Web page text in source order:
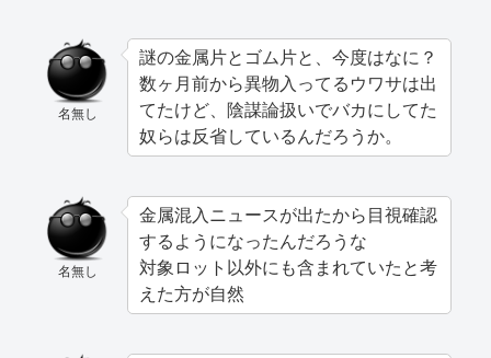
名無し
謎の金属片とゴム片と、今度はなに？
数ヶ月前から異物入ってるウワサは出
てたけど、陰謀論扱いでバカにしてた
奴らは反省しているんだろうか。
名無し
金属混入ニュースが出たから目視確認
するようになったんだろうな
対象ロット以外にも含まれていたと考
えた方が自然